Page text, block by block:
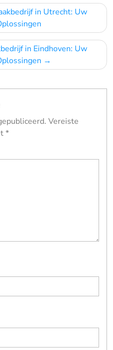
in Utrecht: Uw
in Eindhoven: Uw
Vereiste
*